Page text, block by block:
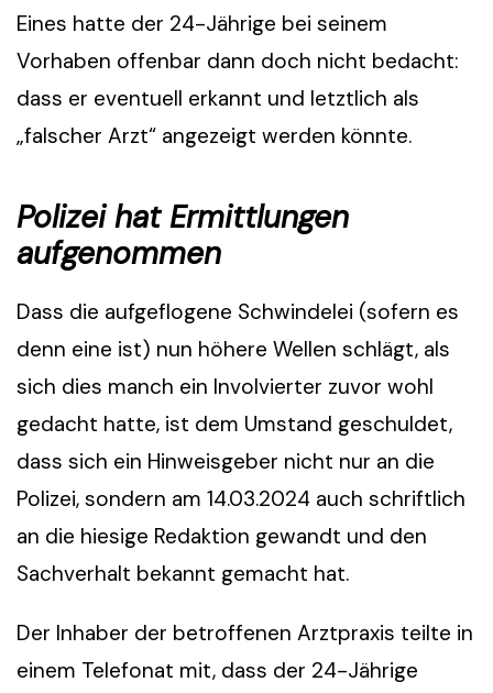
Eines hatte der 24-Jährige bei seinem
Vorhaben offenbar dann doch nicht bedacht:
dass er eventuell erkannt und letztlich als
„falscher Arzt“ angezeigt werden könnte.
Polizei hat Ermittlungen
aufgenommen
Dass die aufgeflogene Schwindelei (sofern es
denn eine ist) nun höhere Wellen schlägt, als
sich dies manch ein Involvierter zuvor wohl
gedacht hatte, ist dem Umstand geschuldet,
dass sich ein Hinweisgeber nicht nur an die
Polizei, sondern am 14.03.2024 auch schriftlich
an die hiesige Redaktion gewandt und den
Sachverhalt bekannt gemacht hat.
Der Inhaber der betroffenen Arztpraxis teilte in
einem Telefonat mit, dass der 24-Jährige